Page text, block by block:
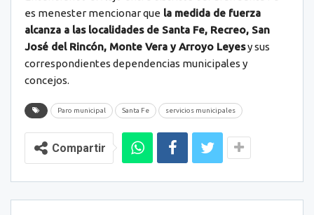
es menester mencionar que la medida de fuerza
alcanza a las localidades de Santa Fe, Recreo, San
José del Rincón, Monte Vera y Arroyo Leyesy sus
correspondientes dependencias municipales y
concejos.
Paro municipal Santa Fe servicios municipales
Compartir